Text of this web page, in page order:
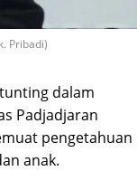
Pribadi)
dalam
Padjadjaran
pengetahuan
anak.